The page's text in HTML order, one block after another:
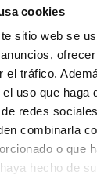
cookies
sitio web se
el tráfico.
uso que haga
redes
combinarla
o que
hecho de
Nocilla
Cajas